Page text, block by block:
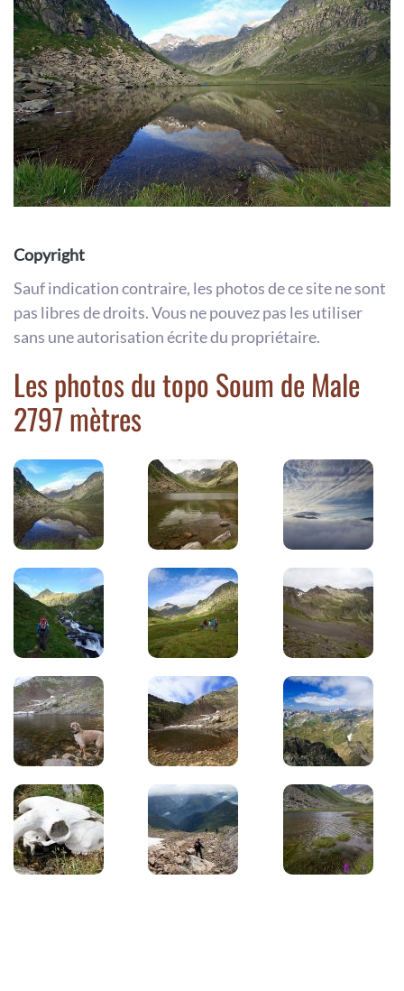
Copyright
Sauf indication contraire, les photos de ce site ne sont
pas libres de droits. Vous ne pouvez pas les utiliser
sans une autorisation écrite du propriétaire.
Les photos du topo Soum de Male
2797 mètres